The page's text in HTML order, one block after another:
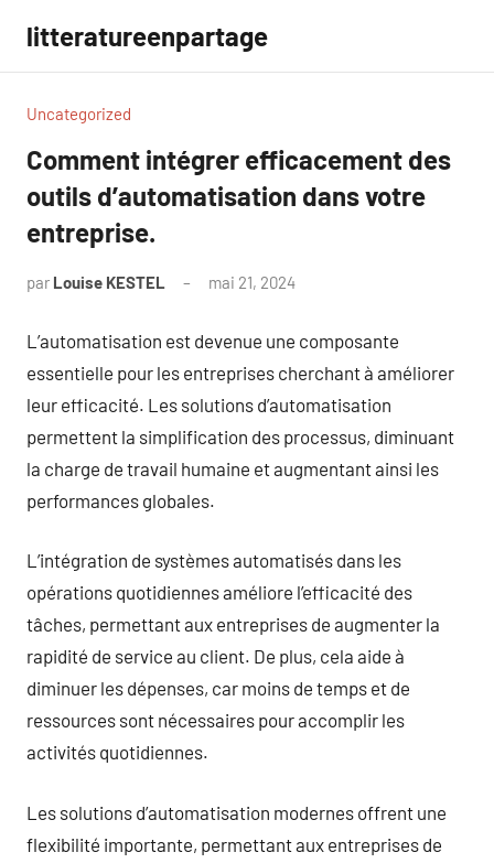
contenu
litteratureenpartage
Uncategorized
Comment intégrer efficacement des
outils d’automatisation dans votre
entreprise.
par Louise KESTEL mai 21, 2024
L’automatisation est devenue une composante
essentielle pour les entreprises cherchant à améliorer
leur efficacité. Les solutions d’automatisation
permettent la simplification des processus, diminuant
la charge de travail humaine et augmentant ainsi les
performances globales.
L’intégration de systèmes automatisés dans les
opérations quotidiennes améliore l’efficacité des
tâches, permettant aux entreprises de augmenter la
rapidité de service au client. De plus, cela aide à
diminuer les dépenses, car moins de temps et de
ressources sont nécessaires pour accomplir les
activités quotidiennes.
Les solutions d’automatisation modernes offrent une
flexibilité importante, permettant aux entreprises de